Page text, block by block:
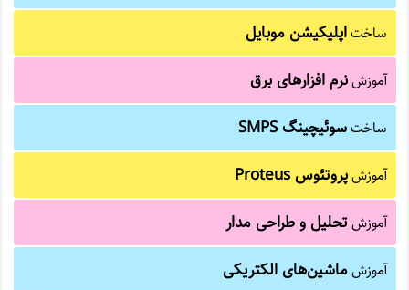
ساختاپلیکیشن موبایل
آموزشنرم افزارهای برق
ساختسوئیچینگ SMPS
آموزشپروتئوس Proteus
آموزشتحلیل و طراحی مدار
آموزشماشین‌های الکتریکی